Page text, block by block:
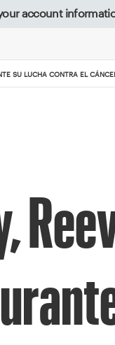
account
SU LUCHA CONTRA EL